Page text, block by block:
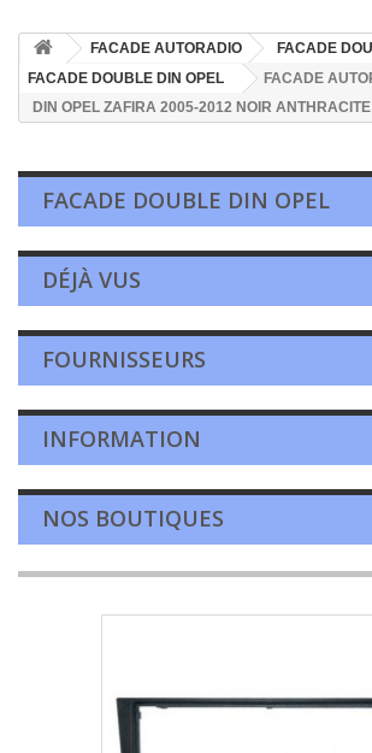
FACADE AUTORADIO
FACADE
FACADE DOUBLE DIN OPEL
FACADE
DIN OPEL ZAFIRA 2005-2012 NOIR ANTHRACITE
FACADE DOUBLE DIN OPEL
DÉJÀ VUS
FOURNISSEURS
INFORMATION
NOS BOUTIQUES